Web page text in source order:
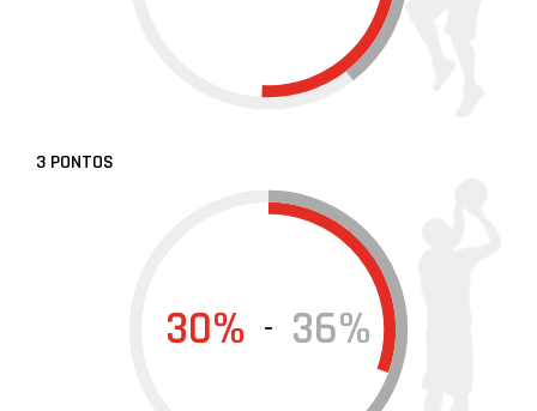
3 PONTOS
30% - 36%